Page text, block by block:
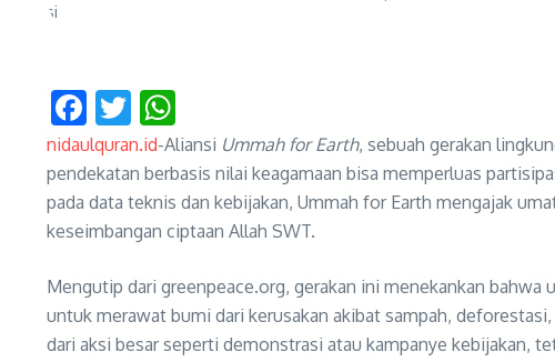
Facebook
Twitter
nidaulquran.id-Aliansi Ummah for Earth, sebuah gerakan
pendekatan berbasis nilai keagamaan bisa memperluas
pada data teknis dan kebijakan, Ummah for Earth mengajak
keseimbangan ciptaan Allah SWT.
Mengutip dari greenpeace.org, gerakan ini menekankan
untuk merawat bumi dari kerusakan akibat sampah,
dari aksi besar seperti demonstrasi atau kampanye kebijakan,